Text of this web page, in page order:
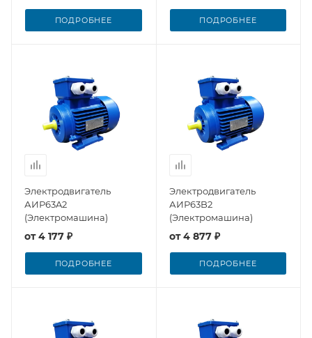
ПОДРОБНЕЕ ПОДРОБНЕЕ
Электродвигатель
АИР63A2
(Электромашина)
от4 177 ₽
ПОДРОБНЕЕ
Электродвигатель
АИР63B2
(Электромашина)
от4 877 ₽
ПОДРОБНЕЕ